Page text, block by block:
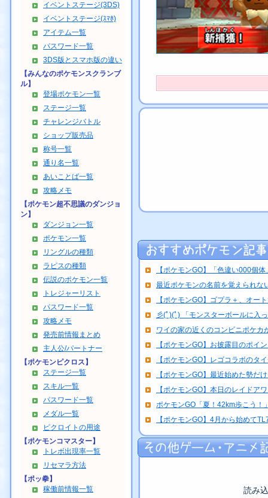
イベントステージ(3DS)
イベントステージ(ｽﾏﾎ)
アイテム一覧
パスワード一覧
3DS版とスマホ版の違い
【みんなのポケモンスクランブ
ル】
登場ポケモン一覧
ステージ一覧
チャレンジバトル
ショップ販売品
称号一覧
通り名一覧
あいことば一覧
攻略メモ
【ポケモン超不思議のダンジョ
ン】
ダンジョン一覧
ポケモン一覧
リングルの種類
ラピスの種類
伝説のポケモン一覧
トレジャーリスト
パスワード一覧
攻略メモ
発売前情報まとめ
主人公/パートナー
【ポケモンピクロス】
ステージ一覧
スキル一覧
パスワード一覧
メダル一覧
ピクロイトの用途
【ポケモンコマスター】
トレボ出現率一覧
リセマラ方法
【ポッ拳】
稼働前情報一覧
【ポケモンGO】「色違い000個
最近ポケモンの名前を覚えられな
【ポケモンGO】ゴプラ＋、オー
彡(ﾟ)(ﾟ) 「モンスターボールに入
ワイの家の近くのコンビニポケカ
【ポケモンGO】お披露目のポイ
【ポケモンGO】レゴコラボのタ
【ポケモンGO】最近始めた勢だ
【ポケモンGO】本日のレイドア
ポケモンGO「夏！42km歩こう！
【ポケモンGO】4月から始めて
読み